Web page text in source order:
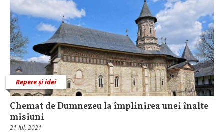
Repere și idei
Chemat de Dumnezeu la împlinirea unei înalte
misiuni
21 Iul, 2021